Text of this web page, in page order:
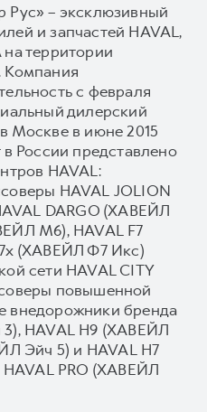
– эксклюзивный
и запчастей HAVAL,
на территории
Компания
с февраля
дилерский
Москве в июне 2015
России представлено
HAVAL:
HAVAL JOLION
DARGO (ХАВЕЙЛ
M6), HAVAL F7
(ХАВЕЙЛ Ф7 Икс)
сети HAVAL CITY
повышенной
внедорожники бренда
HAVAL H9 (ХАВЕЙЛ
Эйч 5) и HAVAL H7
PRO (ХАВЕЙЛ